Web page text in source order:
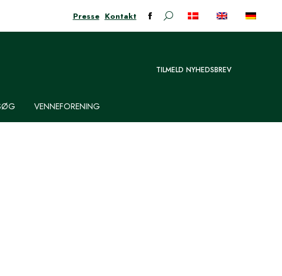
Presse Kontakt
Facebook-
Søge:
TILMELD NYHEDSBREV
VENNEFORENING